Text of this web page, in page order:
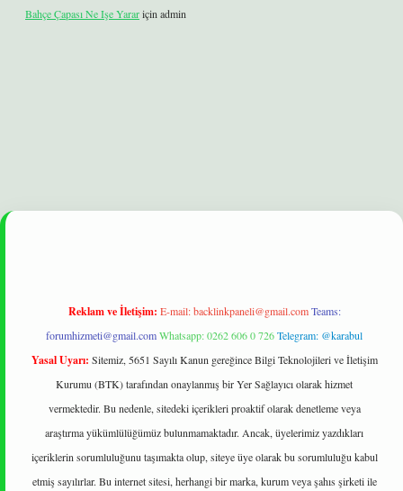
Bahçe Çapası Ne Işe Yarariçin admin
Reklam ve İletişim: E-mail:backlinkpaneli@gmail.com Teams:
forumhizmeti@gmail.comWhatsapp: 0262 606 0 726Telegram: @karabul
Yasal Uyarı: Sitemiz, 5651 Sayılı Kanun gereğince Bilgi Teknolojileri ve İletişim
Kurumu (BTK) tarafından onaylanmış bir Yer Sağlayıcı olarak hizmet
vermektedir. Bu nedenle, sitedeki içerikleri proaktif olarak denetleme veya
araştırma yükümlülüğümüz bulunmamaktadır. Ancak, üyelerimiz yazdıkları
içeriklerin sorumluluğunu taşımakta olup, siteye üye olarak bu sorumluluğu kabul
etmiş sayılırlar. Bu internet sitesi, herhangi bir marka, kurum veya şahıs şirketi ile